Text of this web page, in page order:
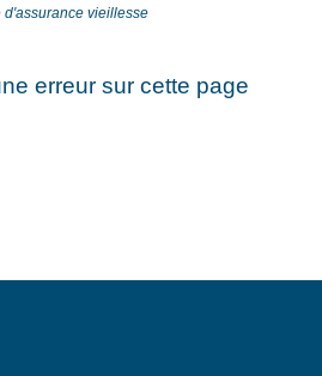
vieillesse
erreur sur cette page